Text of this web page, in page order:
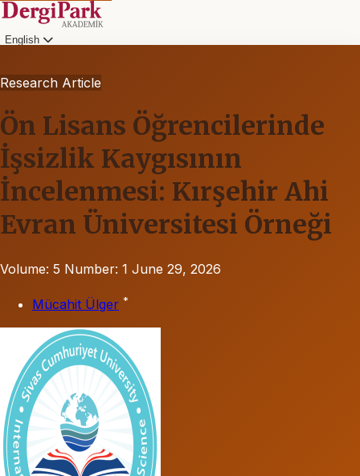
English
Research Article
Ön Lisans Öğrencilerinde
İşsizlik Kaygısının
İncelenmesi: Kırşehir Ahi
Evran Üniversitesi Örneği
Volume: 5 Number: 1 June 29, 2026
Mücahit Ülger *